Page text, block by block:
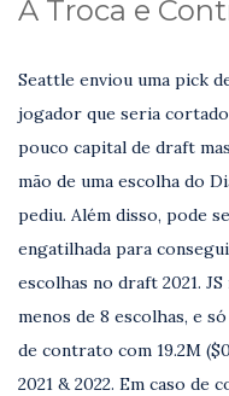
A Troca e
Seattle enviou uma pick
jogador que seria
pouco capital de draft
mão de uma escolha do
pediu. Além disso, pode
engatilhada para
escolhas no draft 2021.
menos de 8 escolhas, e
de contrato com 19.2M
2021 & 2022. Em caso de